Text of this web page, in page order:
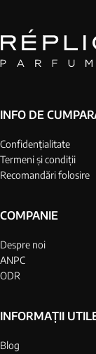
INFO DE
Confidențialitate
Termeni și condiții
Recomandări folosire
COMPANIE
Despre noi
ANPC
ODR
INFORMAȚII
Blog